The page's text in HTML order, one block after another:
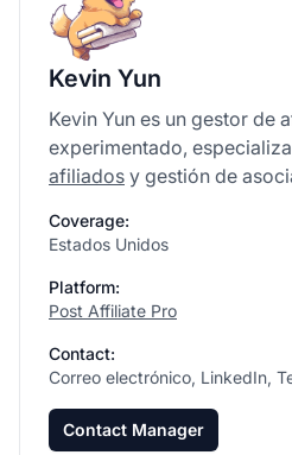
Kevin Yun
Kevin Yun es un gestor de
experimentado,
afiliados y gestión de
Coverage:
Estados Unidos
Platform:
Post Affiliate Pro
Contact:
Correo electrónico, LinkedIn,
Contact Manager